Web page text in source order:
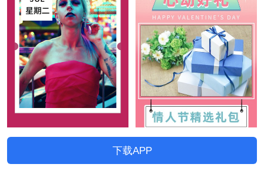
下载APP